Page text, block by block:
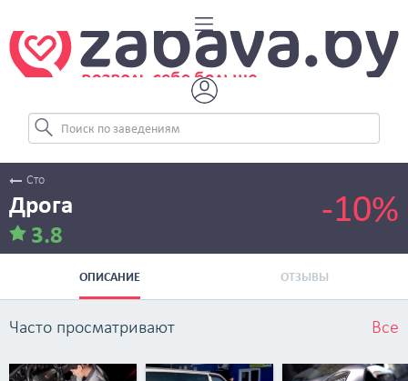
Сто
Дрога
3.8
-10%
ОПИСАНИЕ ОТЗЫВЫ
Часто просматривают Все